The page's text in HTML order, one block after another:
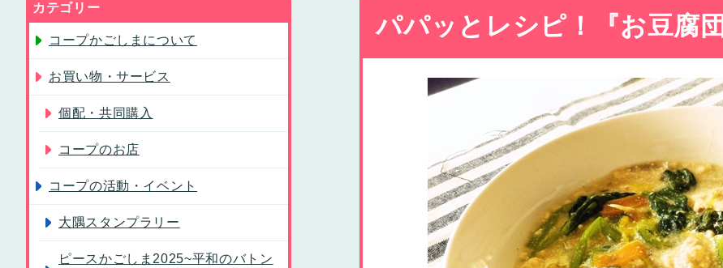
パパッとレシピ！『お豆腐
カテゴリー
コープかごしまについて
お買い物・サービス
個配・共同購入
コープのお店
コープの活動・イベント
大隅スタンプラリー
ピースかごしま2025~平和のバトン